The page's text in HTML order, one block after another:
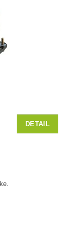
DETAIL